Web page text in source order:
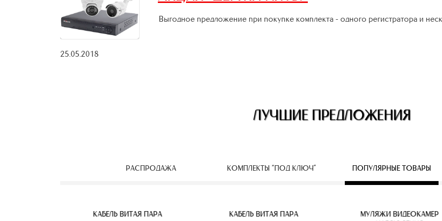
25.05.2018
Выгодное предложение при покупке комплекта - одного регистратора и
ЛУЧШИЕ ПРЕДЛОЖЕНИЯ
РАСПРОДАЖА КОМПЛЕКТЫ “ПОД КЛЮЧ” ПОПУЛЯРНЫЕ ТОВАРЫ
БЕСПРОВОДНЫЕ IP КАМЕРЫ КАБЕЛЬ ВИТАЯ ПАРА БЕСПРОВОДНЫЕ IP
КАБЕЛЬ ВИТАЯ ПАРА КАБЕЛЬ ВИТАЯ ПАРА
МУЛЯЖИ ВИДЕОКАМЕР
КАБЕЛЬ ВИТАЯ ПАРА КАБЕЛЬ ВИТАЯ ПАРА КАБЕЛЬ ВИТАЯ ПАРА